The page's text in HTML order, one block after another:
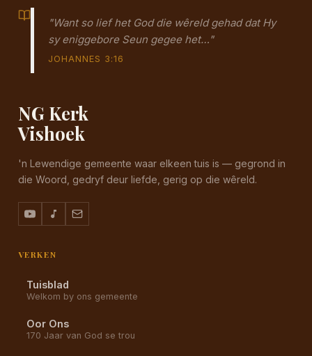
"Want so lief het God die wêreld gehad dat Hy
sy eniggebore Seun gegee het…"
JOHANNES 3:16
NG Kerk
Vishoek
'n Lewendige gemeente waar elkeen tuis is — gegrond in
die Woord, gedryf deur liefde, gerig op die wêreld.
VERKEN
Tuisblad
Welkom by ons gemeente
Oor Ons
170 Jaar van God se trou